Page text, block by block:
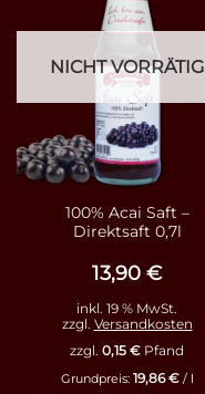
NICHT VORRÄTIG
100% Acai Saft –
Direktsaft 0,7l
13,90 €
inkl. 19 % MwSt.
zzgl. Versandkosten
zzgl. 0,15 € Pfand
Grundpreis: 19,86€/ l